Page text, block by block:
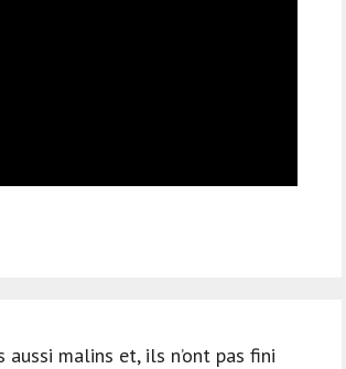
malins et, ils n’ont pas fini